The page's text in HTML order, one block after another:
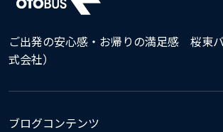
ご出発の安心感・お帰りの満足感 桜東
式会社）
ブログコンテンツ